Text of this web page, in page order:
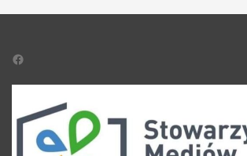
Facebook